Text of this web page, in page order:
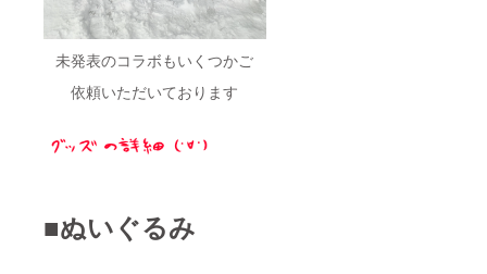
未発表のコラボもいくつかご
依頼いただいております
■ぬいぐるみ